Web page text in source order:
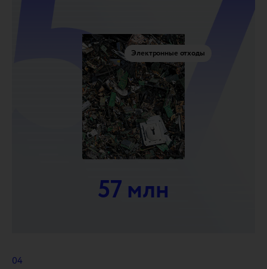
Электронные отходы
57 млн
04